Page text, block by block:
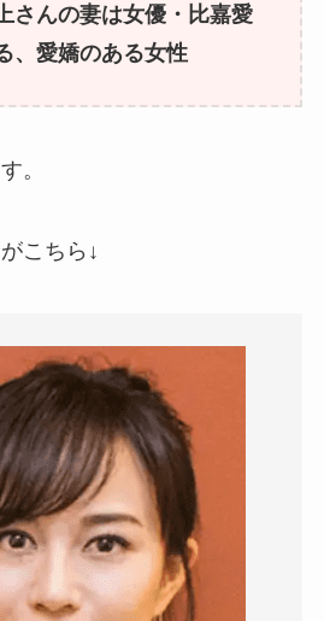
さんの妻は女優・比嘉愛
、愛嬌のある女性
。
こちら↓